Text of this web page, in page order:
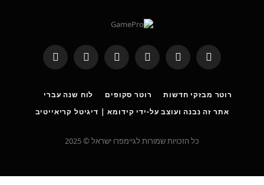
RSS
Threads פייסבוק
X
(טוויטר)
WhatsApp
Telegram
רוטר מבזקי חדשות רוטר סקופים
לוח שנה עברי
אתר זה נבנה ועוצב על-ידי קידומא | דיגיטל קריאייטיב
כל הזכויות שמורות לגיימפרו ישראל © 2025